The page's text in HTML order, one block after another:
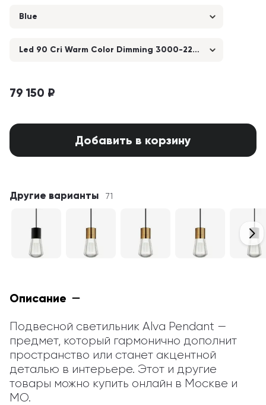
Blue
Led 90 Cri Warm Color Dimming 3000-2200k 120v (t24)
79 150 ₽
Добавить в корзину
Другие варианты 71
Описание
Подвесной светильник Alva Pendant —
предмет, который гармонично дополнит
пространство или станет акцентной
деталью в интерьере. Этот и другие
товары можно купить онлайн в Москве и
МО.